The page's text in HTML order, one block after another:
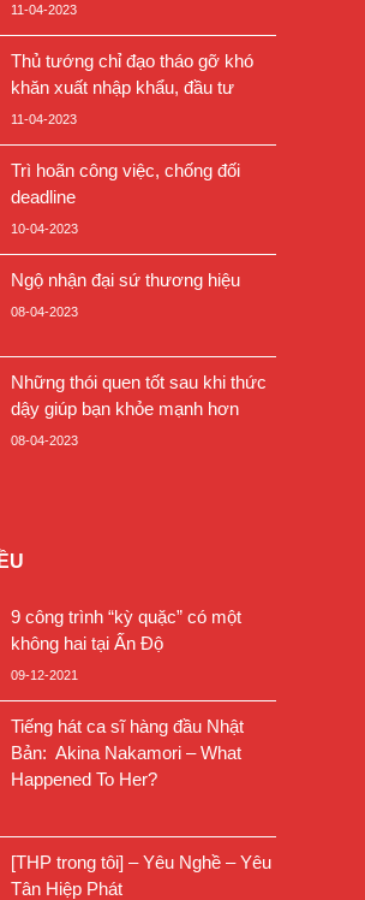
11-04-2023
Thủ tướng chỉ đạo tháo gỡ khó
khăn xuất nhập khẩu, đầu tư
11-04-2023
Trì hoãn công việc, chống đối
deadline
10-04-2023
Ngộ nhận đại sứ thương hiệu
08-04-2023
Những thói quen tốt sau khi thức
dậy giúp bạn khỏe mạnh hơn
08-04-2023
9 công trình “kỳ quặc” có một
không hai tại Ấn Độ
09-12-2021
Tiếng hát ca sĩ hàng đầu Nhật
Bản: Akina Nakamori – What
Happened To Her?
[THP trong tôi] – Yêu Nghề – Yêu
Tân Hiệp Phát